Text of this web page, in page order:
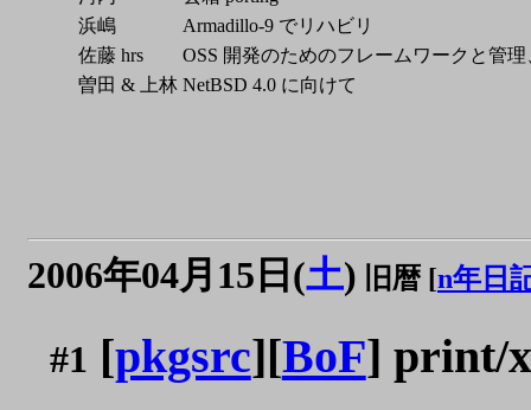
浜嶋
Armadillo-9 でリハビリ
佐藤 hrs
OSS 開発のためのフレームワークと管
曽田 & 上林 NetBSD 4.0 に向けて
2006年04月15日(土) 旧暦 [n年日
#1 [pkgsrc][BoF] print/